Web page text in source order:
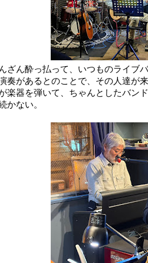
ざん酔っ払って、いつものライブ
奏があるとのことで、その人達が
楽器を弾いて、ちゃんとしたバン
かない。